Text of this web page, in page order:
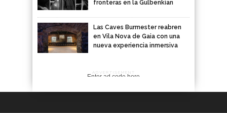
fronteras en la Gulbenkian
Las Caves Burmester reabren
en Vila Nova de Gaia con una
nueva experiencia inmersiva
ADVERTISEMENT
Enter ad code here